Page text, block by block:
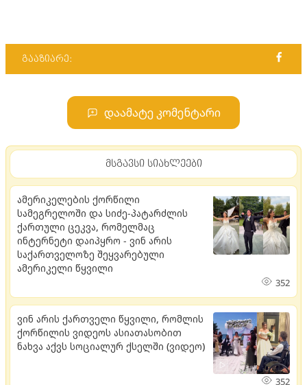
გააზიარე:
დაამატე კომენტარი
მსგავსი სიახლეები
ამერიკელების ქორწილი
სამეგრელოში და სიძე-პატარძლის
ქართული ცეკვა, რომელმაც
ინტერნეტი დაიპყრო - ვინ არის
საქართველოზე შეყვარებული
ამერიკელი წყვილი
352
ვინ არის ქართველი წყვილი, რომლის
ქორწილის ვიდეოს ასიათასობით
ნახვა აქვს სოციალურ ქსელში (ვიდეო)
352